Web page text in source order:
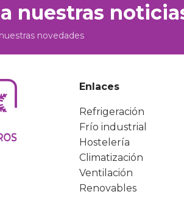
nuestras
novedades
Enlaces
Refrigeración
Frío industrial
Hostelería
Climatización
Ventilación
Renovables